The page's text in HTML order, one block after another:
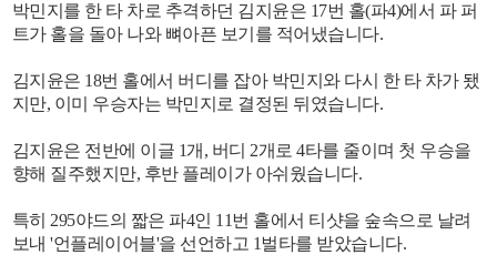
박민지를 한 타 차로 추격하던 김지윤은 17번 홀(파4)에서 파 퍼
트가 홀을 돌아 나와 뼈아픈 보기를 적어냈습니다.
김지윤은 18번 홀에서 버디를 잡아 박민지와 다시 한 타 차가 됐
지만, 이미 우승자는 박민지로 결정된 뒤였습니다.
김지윤은 전반에 이글 1개, 버디 2개로 4타를 줄이며 첫 우승을
향해 질주했지만, 후반 플레이가 아쉬웠습니다.
특히 295야드의 짧은 파4인 11번 홀에서 티샷을 숲속으로 날려
보내 '언플레이어블'을 선언하고 1벌타를 받았습니다.